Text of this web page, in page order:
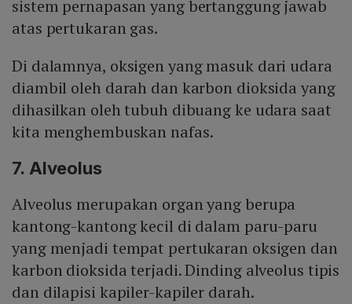
sistem pernapasan yang bertanggung jawab
atas pertukaran gas.
Di dalamnya, oksigen yang masuk dari udara
diambil oleh darah dan karbon dioksida yang
dihasilkan oleh tubuh dibuang ke udara saat
kita menghembuskan nafas.
7. Alveolus
Alveolus merupakan organ yang berupa
kantong-kantong kecil di dalam paru-paru
yang menjadi tempat pertukaran oksigen dan
karbon dioksida terjadi. Dinding alveolus tipis
dan dilapisi kapiler-kapiler darah.